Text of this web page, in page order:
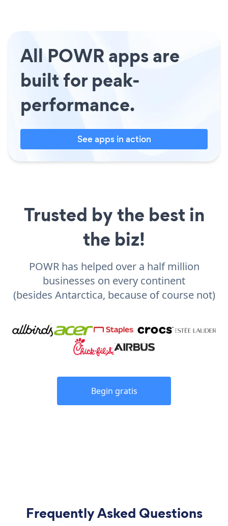
All POWR apps are
built for peak-
performance.
See apps in action
Trusted by the best in
the biz!
POWR has helped over a half million
businesses on every continent
(besides Antarctica, because of course not)
Begin gratis
Frequently Asked Questions